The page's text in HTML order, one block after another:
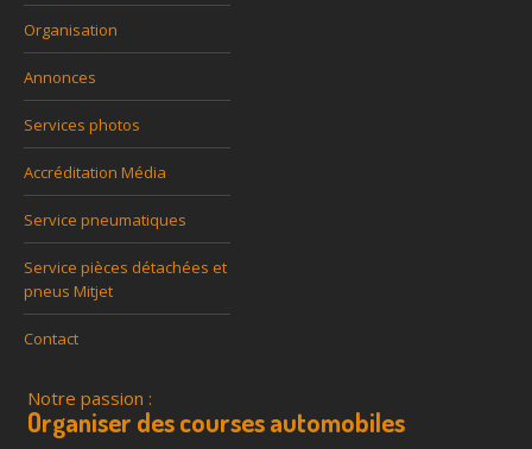
Organisation
Annonces
Services photos
Accréditation Média
Service pneumatiques
Service pièces détachées et
pneus Mitjet
Contact
Notre passion :
Organiser des courses automobiles